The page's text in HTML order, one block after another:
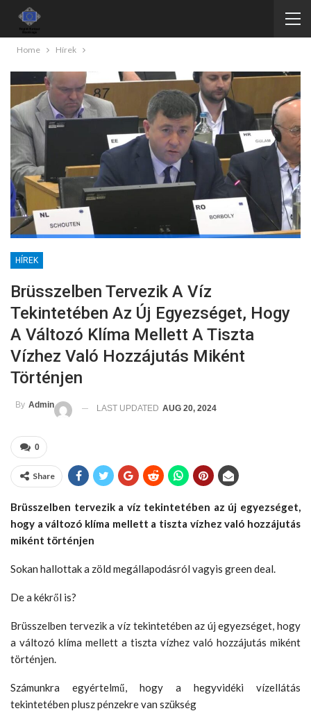
Home Hírek
HÍREK
Brüsszelben Tervezik A Víz
Tekintetében Az Új Egyezséget, Hogy
A Változó Klíma Mellett A Tiszta
Vízhez Való Hozzájutás Miként
Történjen
By Admin LAST UPDATED AUG 20, 2024
0
Share
Brüsszelben tervezik a víz tekintetében az új egyezséget,
hogy a változó klíma mellett a tiszta vízhez való hozzájutás
miként történjen
Sokan hallottak a zöld megállapodásról vagyis green deal.
De a kékről is?
Brüsszelben tervezik a víz tekintetében az új egyezséget, hogy
a változó klíma mellett a tiszta vízhez való hozzájutás miként
történjen.
Számunkra egyértelmű, hogy a hegyvidéki vízellátás
tekintetében plusz pénzekre van szükség